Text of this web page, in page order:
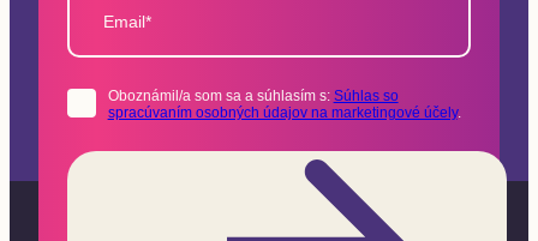
Email*
Oboznámil/a som sa a súhlasím s: Súhlas so
spracúvaním osobných údajov na marketingové účely.